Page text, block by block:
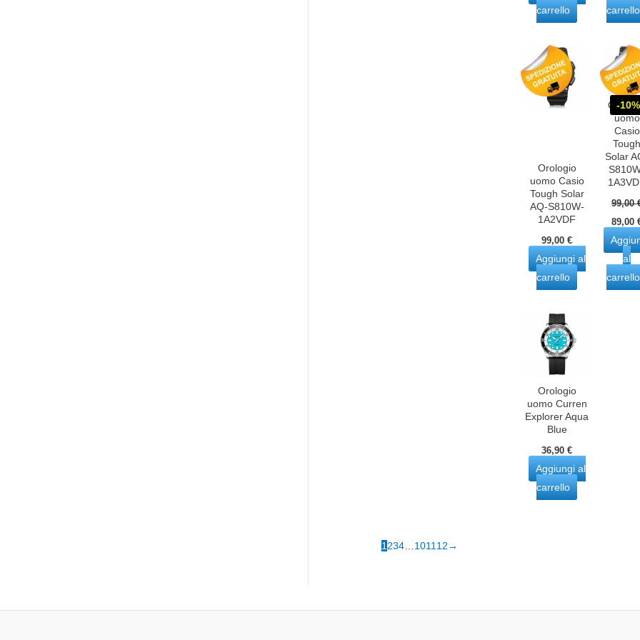
carrello
carrello
Orologio
uomo Casio
Tough Solar
AQ-S810W-
1A2VDF
99,00 €
Aggiungi al
carrello
-10%
Orologio
uomo
Casio
Tough
Solar
99,00
Il
prezzo
era:
99,00
89,00
al
carrello
Orologio
uomo Curren
Explorer Aqua
Blue
36,90 €
Aggiungi al
carrello
1 234 1011 12→